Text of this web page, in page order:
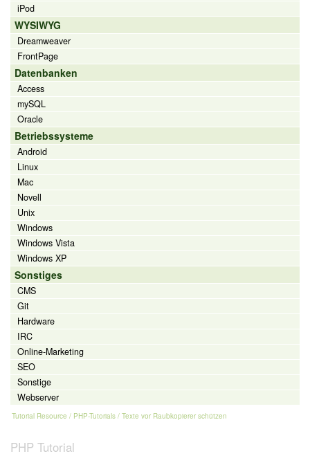
iPod
WYSIWYG
Dreamweaver
FrontPage
Datenbanken
Access
mySQL
Oracle
Betriebssysteme
Android
Linux
Mac
Novell
Unix
Windows
Windows Vista
Windows XP
Sonstiges
CMS
Git
Hardware
IRC
Online-Marketing
SEO
Sonstige
Webserver
Tutorial Resource / PHP-Tutorials / Texte vor Raubkopierer schützen
PHP Tutorial